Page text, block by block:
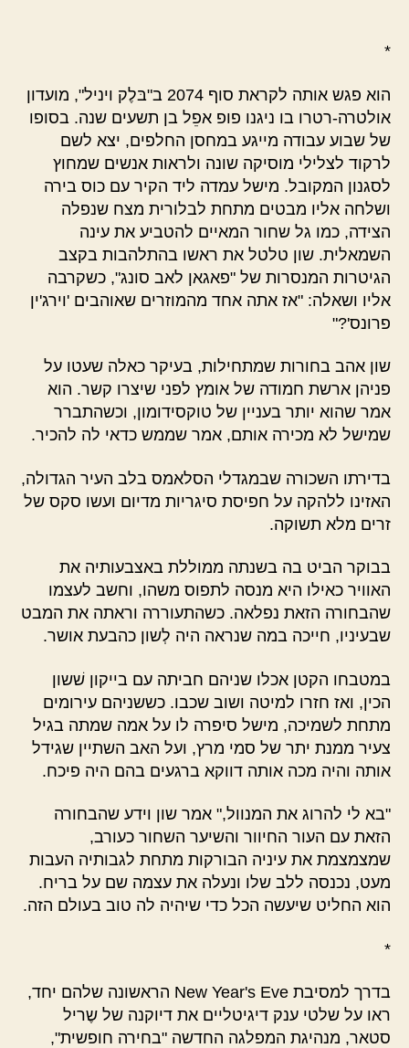
*
הוא פגש אותה לקראת סוף 2074 ב"בּלֶק ויניל", מועדון
אולטרה-רטרו בו ניגנו פופ אפֵל בן תשעים שנה. בסופו
של שבוע עבודה מייגע במחסן החלפים, יצא לשם
לרקוד לצלילי מוסיקה שונה ולראות אנשים שמחוץ
לסגנון המקובל. מישל עמדה ליד הקיר עם כוס בירה
ושלחה אליו מבטים מתחת לבלורית מצח שנפלה
הצידה, כמו גל שחור המאיים להטביע את עינה
השמאלית. שון טלטל את ראשו בהתלהבות בקצב
הגיטרות המנסרות של "פאגאן לאב סונג", כשקרבה
אליו ושאלה: "אז אתה אחד מהמוזרים שאוהבים 'וירג'ין
פרונס'?"
שון אהב בחורות שמתחילות, בעיקר כאלה שעטו על
פניהן ארשת חמודה של אומץ לפני שיצרו קשר. הוא
אמר שהוא יותר בעניין של טוקסידומון, וכשהתברר
שמישל לא מכירה אותם, אמר שממש כדאי לה להכיר.
בדירתו השכורה שבמגדלי הסלאמס בלב העיר הגדולה,
האזינו ללהקה על חפיסת סיגריות מדיום ועשו סקס של
זרים מלא תשוקה.
בבוקר הביט בה בשנתה ממוללת באצבעותיה את
האוויר כאילו היא מנסה לתפוס משהו, וחשב לעצמו
שהבחורה הזאת נפלאה. כשהתעוררה וראתה את המבט
שבעיניו, חייכה במה שנראה היה לְשון כהבעת אושר.
במטבחו הקטן אכלו שניהם חביתה עם בייקון שׁשון
הכין, ואז חזרו למיטה ושוב שכבו. כששניהם עירומים
מתחת לשמיכה, מישל סיפרה לו על אמה שמתה בגיל
צעיר ממנת יתר של סמי מרץ, ועל האב השתיין שגידל
אותה והיה מכה אותה דווקא ברגעים בהם היה פיכח.
"בא לי להרוג את המנוול," אמר שון וידע שהבחורה
הזאת עם העור החיוור והשיער השחור כעורב,
שמצמצמת את עיניה הבורקות מתחת לגבותיה העבות
מעט, נכנסה ללב שלו ונעלה את עצמה שם על בריח.
הוא החליט שיעשה הכל כדי שיהיה לה טוב בעולם הזה.
*
בדרך למסיבת New Year's Eve הראשונה שלהם יחד,
ראו על שלטי ענק דיגיטליים את דיוקנה של שֶריל
סטאר, מנהיגת המפלגה החדשה "בחירה חופשית",